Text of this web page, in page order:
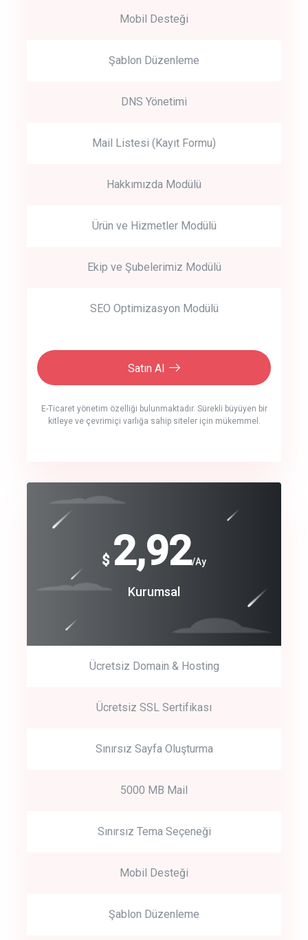
Mobil Desteği
Şablon Düzenleme
DNS Yönetimi
Mail Listesi (Kayıt Formu)
Hakkımızda Modülü
Ürün ve Hizmetler Modülü
Ekip ve Şubelerimiz Modülü
SEO Optimizasyon Modülü
Satın Al
E-Ticaret yönetim özelliği bulunmaktadır. Sürekli büyüyen bir
kitleye ve çevrimiçi varlığa sahip siteler için mükemmel.
crm auto cync
track energy costs
Get Started
Start by trying our service for 30 days free trial no credit card
$ 2,92/Ay
Kurumsal
Ücretsiz Domain & Hosting
Ücretsiz SSL Sertifikası
Sınırsız Sayfa Oluşturma
5000 MB Mail
Sınırsız Tema Seçeneği
Mobil Desteği
Şablon Düzenleme
$
240
Coroprate